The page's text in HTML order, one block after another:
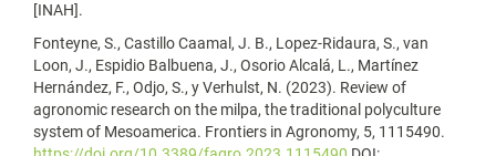
[INAH].
Fonteyne, S., Castillo Caamal, J. B., Lopez-Ridaura, S., van
Loon, J., Espidio Balbuena, J., Osorio Alcalá, L., Martínez
Hernández, F., Odjo, S., y Verhulst, N. (2023). Review of
agronomic research on the milpa, the traditional polyculture
system of Mesoamerica. Frontiers in Agronomy, 5, 1115490.